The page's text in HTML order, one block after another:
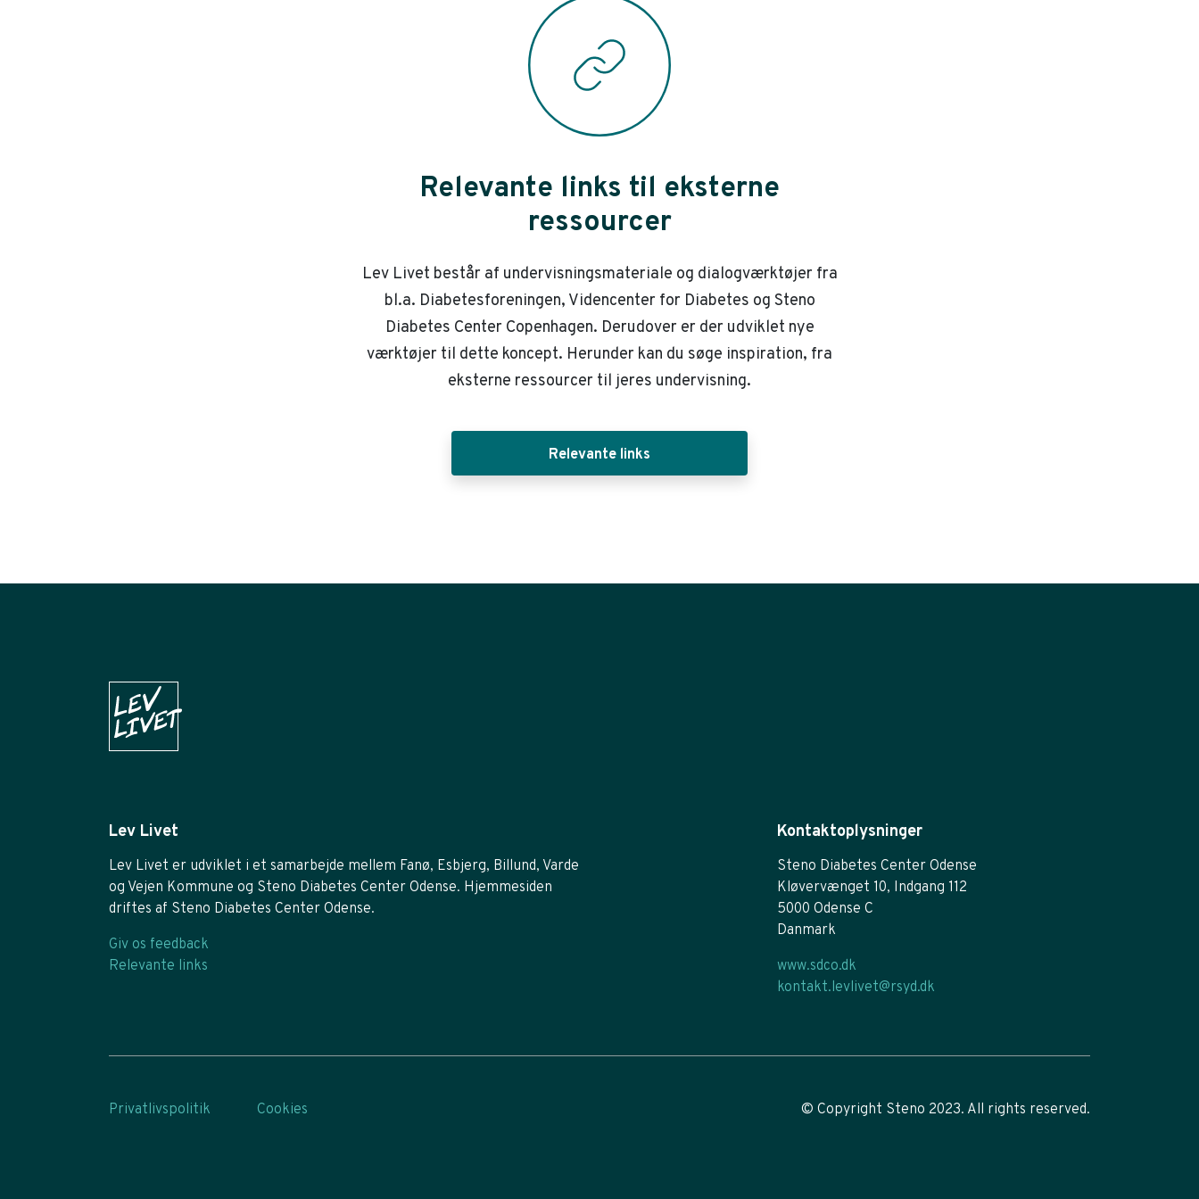
Relevante links til eksterne
ressourcer
Lev Livet består af undervisningsmateriale og dialogværktøjer fra
bl.a. Diabetesforeningen, Videncenter for Diabetes og Steno
Diabetes Center Copenhagen. Derudover er der udviklet nye
værktøjer til dette koncept. Herunder kan du søge inspiration, fra
eksterne ressourcer til jeres undervisning.
Relevante links
Lev Livet
Lev Livet er udviklet i et samarbejde mellem Fanø, Esbjerg, Billund, Varde
og Vejen Kommune og Steno Diabetes Center Odense. Hjemmesiden
driftes af Steno Diabetes Center Odense.
Giv os feedback
Relevante links
Kontaktoplysninger
Steno Diabetes Center Odense
Kløvervænget 10, Indgang 112
5000 Odense C
Danmark
www.sdco.dk
kontakt.levlivet@rsyd.dk
Privatlivspolitik Cookies © Copyright Steno 2023. All rights reserved.